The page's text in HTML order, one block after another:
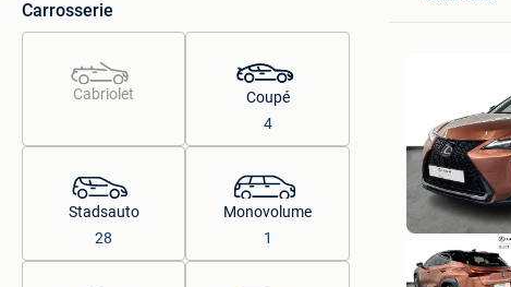
Carrosserie
Cabriolet
Coupé
4
Stadsauto
28
Monovolume
1